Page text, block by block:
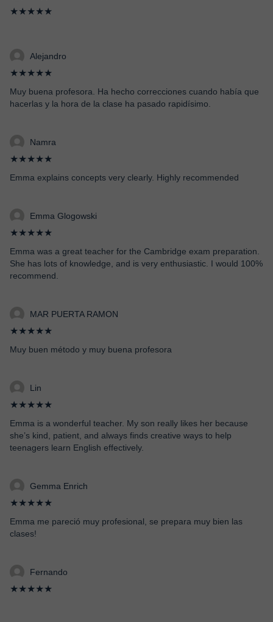
★★★★★
Alejandro
★★★★★
Muy buena profesora. Ha hecho correcciones cuando había que
hacerlas y la hora de la clase ha pasado rapidísimo.
Namra
★★★★★
Emma explains concepts very clearly. Highly recommended
Emma Glogowski
★★★★★
Emma was a great teacher for the Cambridge exam preparation.
She has lots of knowledge, and is very enthusiastic. I would 100%
recommend.
MAR PUERTA RAMON
★★★★★
Muy buen método y muy buena profesora
Lin
★★★★★
Emma is a wonderful teacher. My son really likes her because
she’s kind, patient, and always finds creative ways to help
teenagers learn English effectively.
Gemma Enrich
★★★★★
Emma me pareció muy profesional, se prepara muy bien las
clases!
Fernando
★★★★★